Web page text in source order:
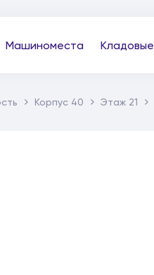
Машиноместа Кладовые
Корпус 40 Этаж 21